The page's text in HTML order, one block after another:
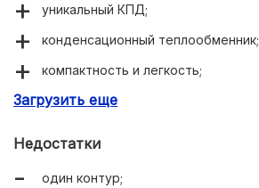
уникальный КПД;
конденсационный теплообменник;
компактность и легкость;
стильный дизайн;
Загрузить еще
Недостатки
один контур;